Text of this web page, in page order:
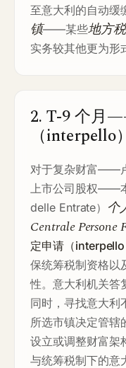
至意大利的自动缓
镇——某些地方
实务较其他更为形
2. T-9 个月
（interpello
对于复杂财富——
上市公司股权——
delle Entrate） 个
Centrale Persone
定申请（
保统筹税制资格以
性。意大利机关答
同时，寻找意大
所选市镇决定管辖
设立或调整财富架
与统筹税制下的意